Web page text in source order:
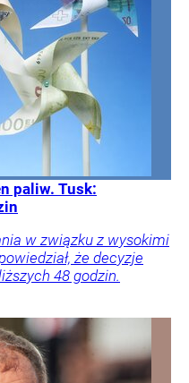
paliw. Tusk:
w związku z wysokimi
że decyzje
48 godzin.